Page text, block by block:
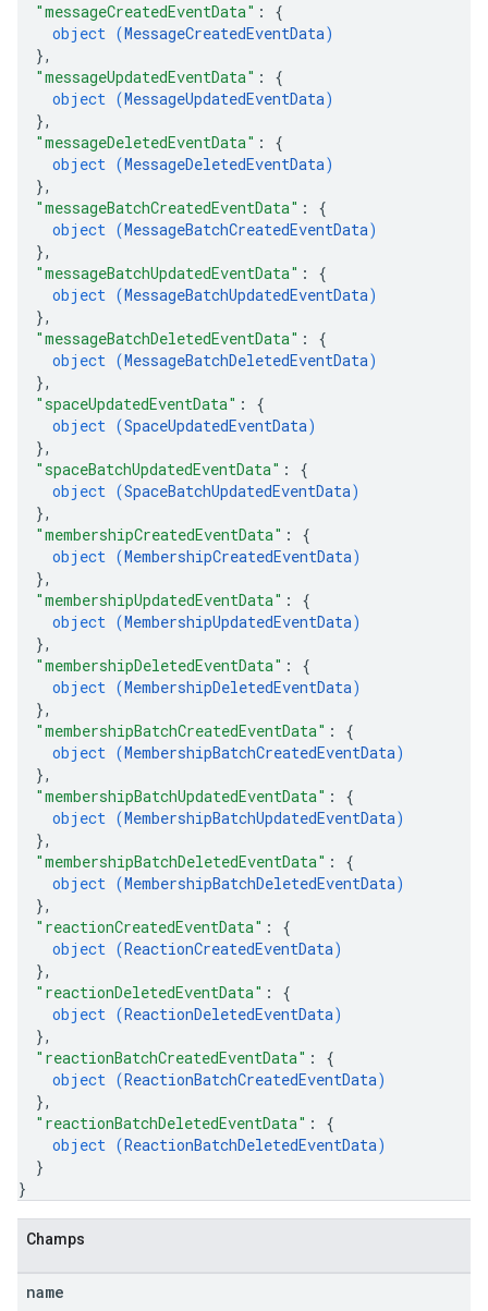
"messageCreatedEventData" : {
object (MessageCreatedEventData)
},
"messageUpdatedEventData" : {
object (MessageUpdatedEventData)
},
"messageDeletedEventData" : {
object (MessageDeletedEventData)
},
"messageBatchCreatedEventData" : {
object (MessageBatchCreatedEventData)
},
"messageBatchUpdatedEventData" : {
object (MessageBatchUpdatedEventData)
},
"messageBatchDeletedEventData" : {
object (MessageBatchDeletedEventData)
},
"spaceUpdatedEventData" : {
object (SpaceUpdatedEventData)
},
"spaceBatchUpdatedEventData" : {
object (SpaceBatchUpdatedEventData)
},
"membershipCreatedEventData" : {
object (MembershipCreatedEventData)
},
"membershipUpdatedEventData" : {
object (MembershipUpdatedEventData)
},
"membershipDeletedEventData" : {
object (MembershipDeletedEventData)
},
"membershipBatchCreatedEventData" : {
object (MembershipBatchCreatedEventData)
},
"membershipBatchUpdatedEventData" : {
object (MembershipBatchUpdatedEventData)
},
"membershipBatchDeletedEventData" : {
object (MembershipBatchDeletedEventData)
},
"reactionCreatedEventData" : {
object (ReactionCreatedEventData)
},
"reactionDeletedEventData" : {
object (ReactionDeletedEventData)
},
"reactionBatchCreatedEventData" : {
object (ReactionBatchCreatedEventData)
},
"reactionBatchDeletedEventData" : {
object (ReactionBatchDeletedEventData)
}
}
Champs
name